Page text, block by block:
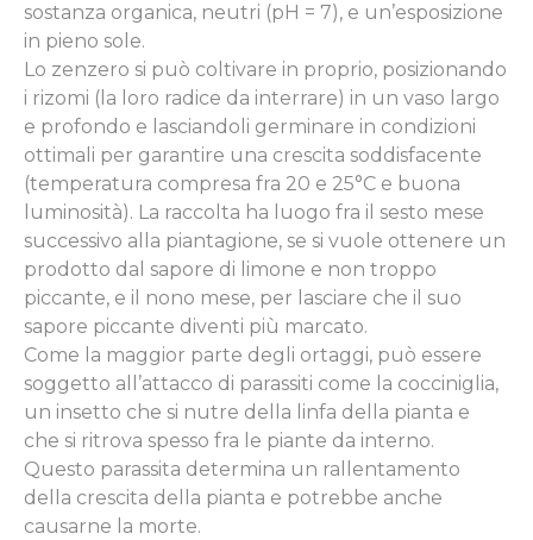
sostanza organica, neutri (pH = 7), e un’esposizione
in pieno sole.
Lo zenzero si può coltivare in proprio, posizionando
i rizomi (la loro radice da interrare) in un vaso largo
e profondo e lasciandoli germinare in condizioni
ottimali per garantire una crescita soddisfacente
(temperatura compresa fra 20 e 25°C e buona
luminosità). La raccolta ha luogo fra il sesto mese
successivo alla piantagione, se si vuole ottenere un
prodotto dal sapore di limone e non troppo
piccante, e il nono mese, per lasciare che il suo
sapore piccante diventi più marcato.
Come la maggior parte degli ortaggi, può essere
soggetto all’attacco di parassiti come la cocciniglia,
un insetto che si nutre della linfa della pianta e
che si ritrova spesso fra le piante da interno.
Questo parassita determina un rallentamento
della crescita della pianta e potrebbe anche
causarne la morte.